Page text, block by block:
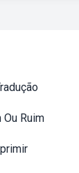
Ruim